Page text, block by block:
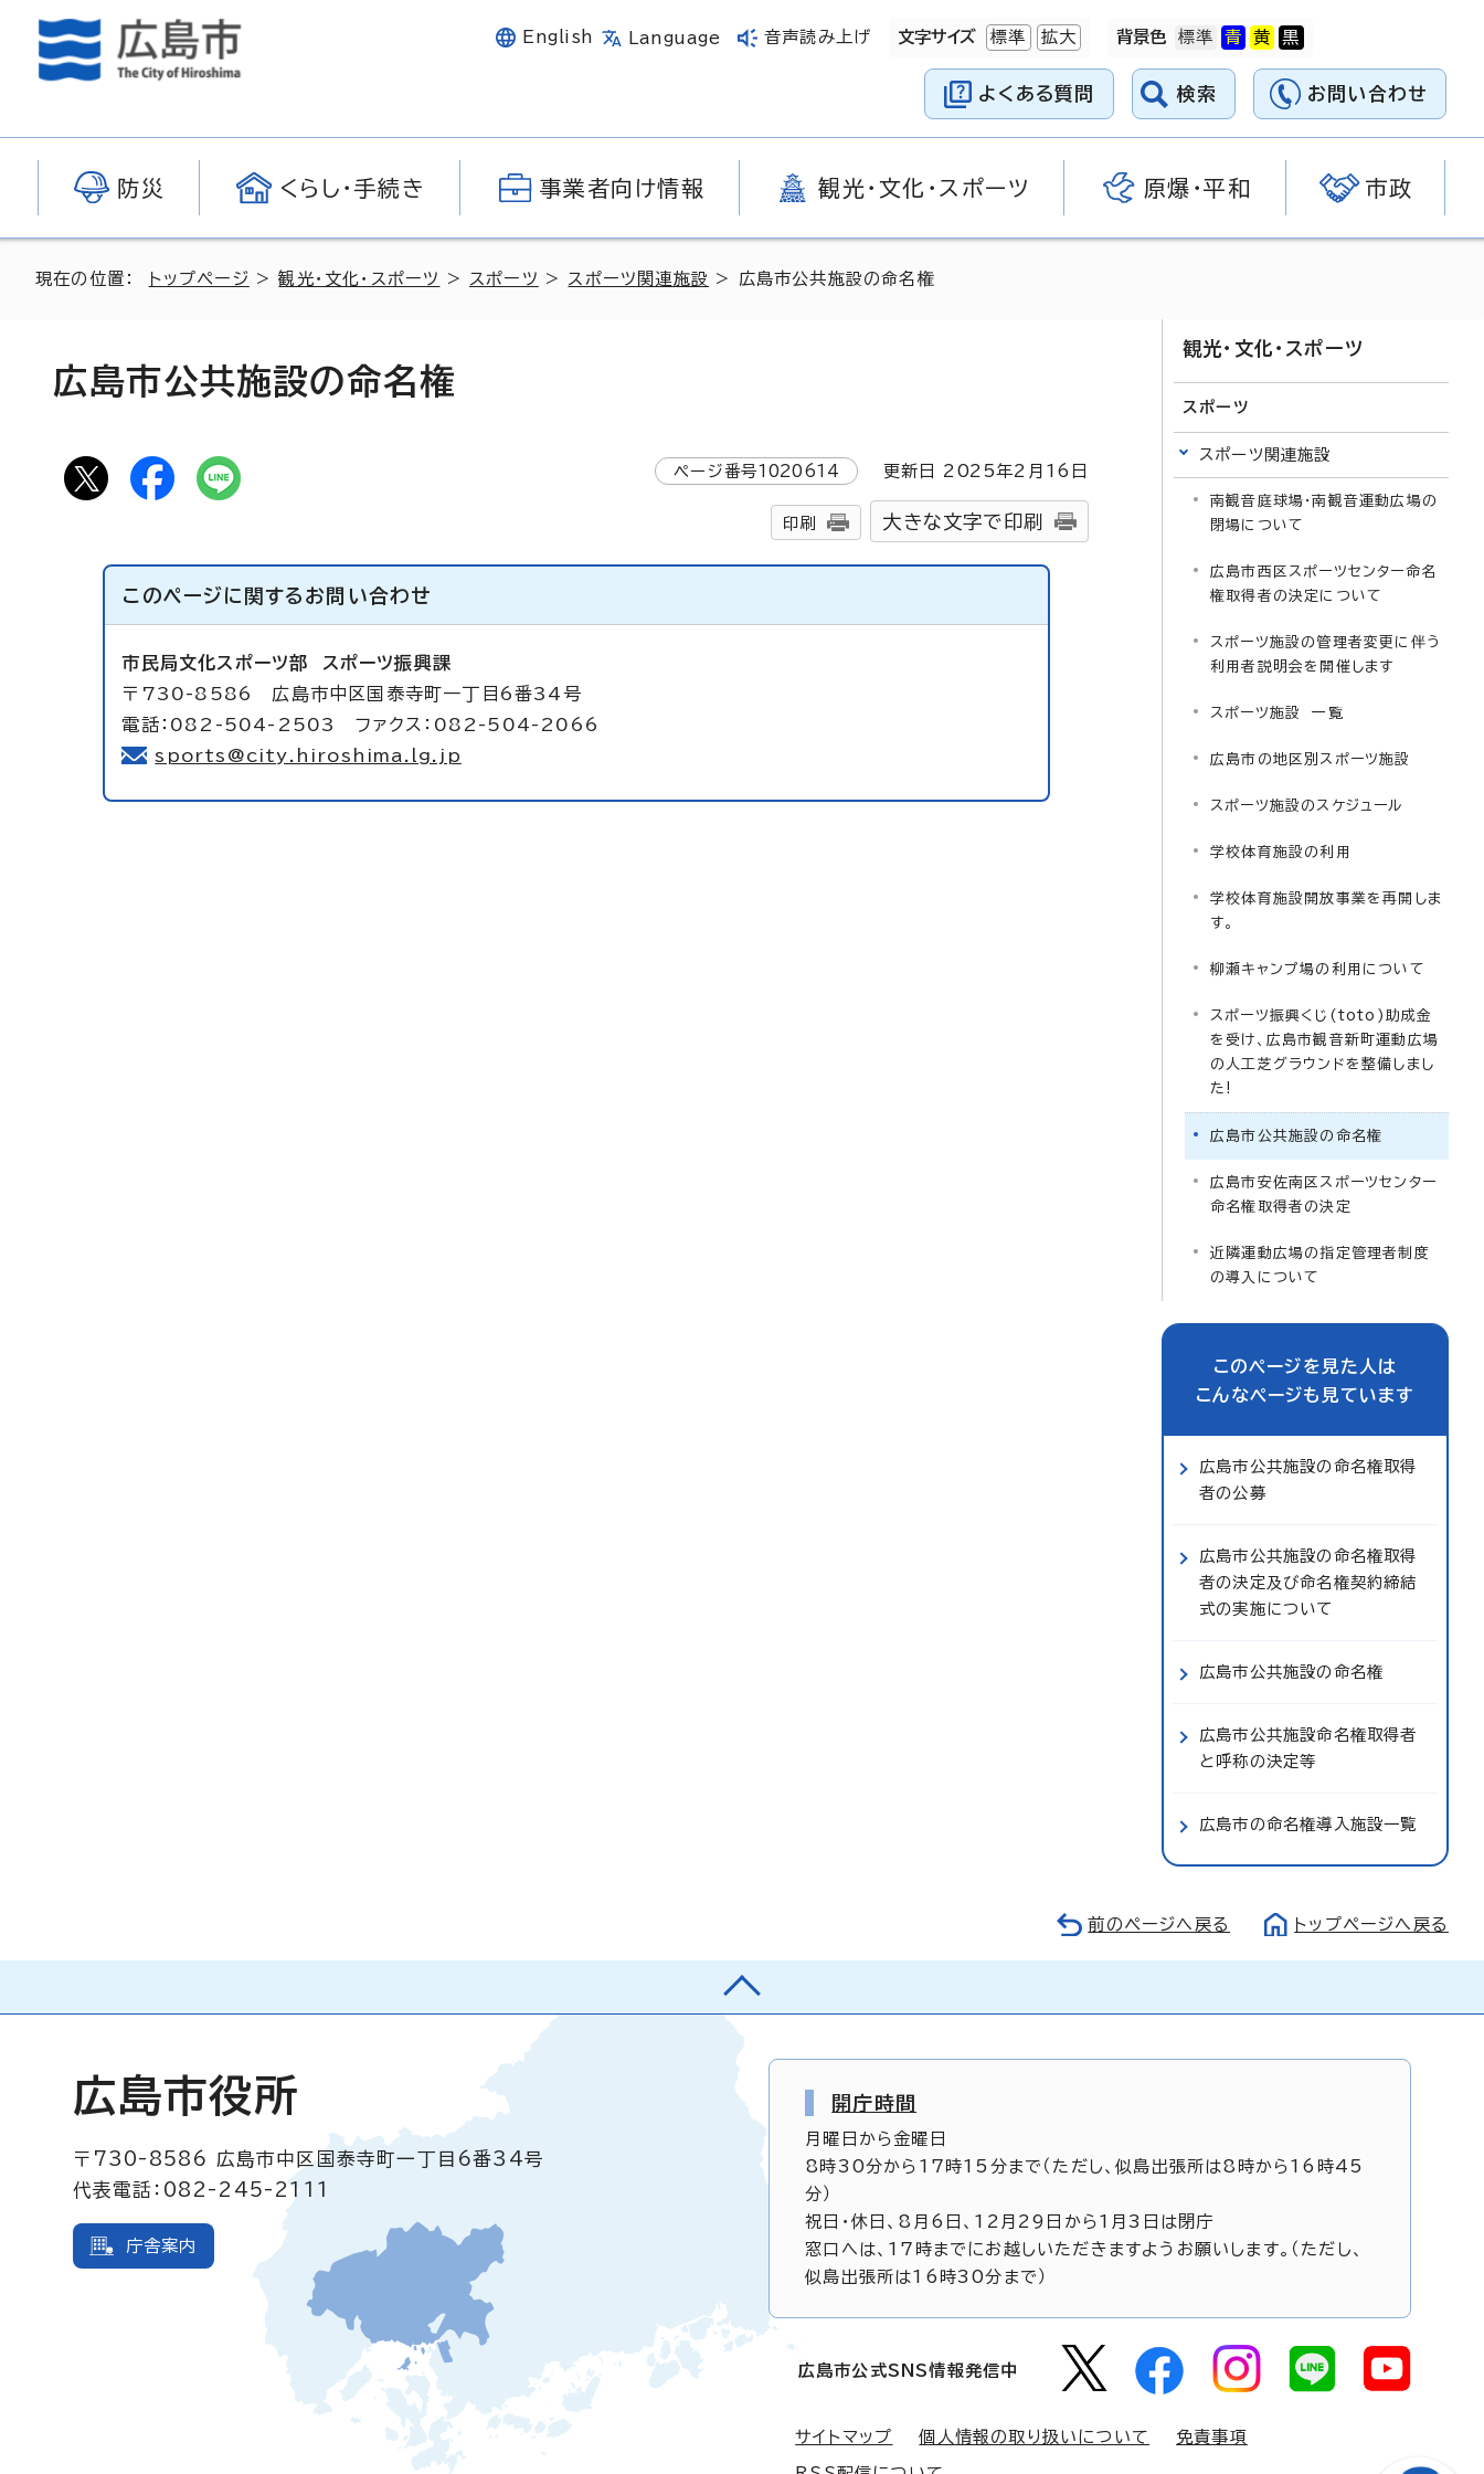
English Language 音声読み上げ 文字サイズ 標準 拡大 背景色
よくある質問 検索 お問い合わせ
防災 くらし・手続き 事業者向け情報 観光・文化・スポーツ 原爆・平和 市政
現在の位置： トップページ >観光・文化・スポーツ > スポーツ > スポーツ関連施設 > 広島市公共施設の命名権
広島市公共施設の命名権
ページ番号1020614 更新日 2025年2月 16 日
印刷 大きな文字で印刷
このページに関する お問い合わせ
市民局文化スポーツ部 スポーツ振興課
〒730-8586 広島市中区国泰寺町一丁目6番34号
電話：082-504-2503 ファクス：082-504-2066
sports@city.hiroshima.lg.jp
観光・文化・スポーツ
スポーツ
スポーツ関連施設
南観音庭球場・南観音運動広場の
閉場について
広島市西区スポーツセンター命名
権取得者の決定について
スポーツ施設の管理者変更に伴う
利用者説明会を開催します
スポーツ施設 一覧
広島市の地区別スポーツ施設
スポーツ施設のスケジュール
学校体育施設の利用
学校体育施設開放事業を再開しま
す。
柳瀬キャンプ場の利用について
スポーツ振興くじ(toto)助成金
を受け、広島市観音新町運動広場
の人工芝グラウンドを整備しまし
た!
広島市公共施設の命名権
広島市安佐南区スポーツセンター
命名権取得者の決定
近隣運動広場の指定管理者制度
の導入について
このページを見た人は
こんなページも見ています
広島市公共施設の命名権取得
者の公募
広島市公共施設の命名権取得
者の決定及び命名権契約締結
式の実施について
広島市公共施設の命名権
広島市公共施設命名権取得者
と呼称の決定等
広島市の命名権導入施設一覧
前のページへ戻る トップページへ戻る
広島市役所
〒730-8586
広島市中区国泰寺町一丁目6番34号
代表電話：082-245-2111
庁舎案内
開庁時間
月曜日から金曜日
8時30分から17時15分まで（ただし、似島出張所は8時から16時45
分）
祝日・休日、8月6日、12月29日から1月3日は閉庁
窓口へは、17時までにお越しいただきますようお願いします。（ただし、
似島出張所は16時30分まで）
広島市公式SNS情報発信中
サイトマップ 個人情報の取り扱いについて 免責事項